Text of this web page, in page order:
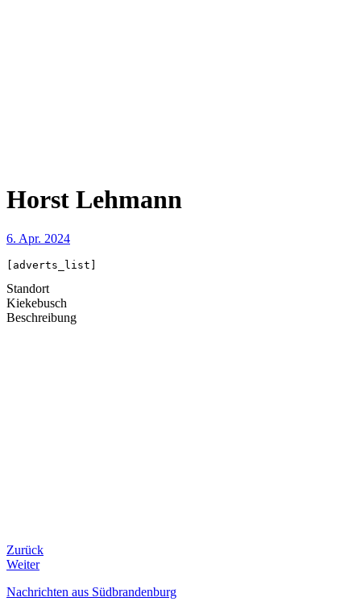
Horst Lehmann
6. Apr. 2024
[adverts_list]
Standort
Kiekebusch
Beschreibung
Zurück
Weiter
Nachrichten aus Südbrandenburg